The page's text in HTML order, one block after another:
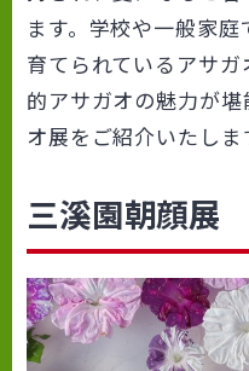
ます。学校や一般家
育てられているアサ
的アサガオの魅力が
オ展をご紹介いたしま
三溪園朝顔展